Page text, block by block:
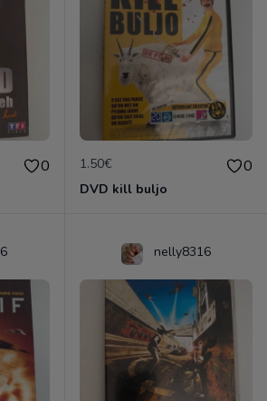
0 1.50€ 0
DVD kill buljo
nelly8316